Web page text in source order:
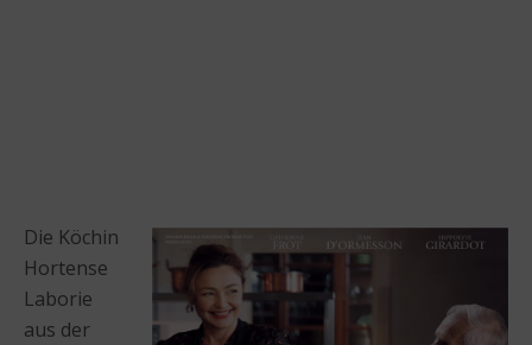
Die Köchin
Hortense
Laborie
aus der